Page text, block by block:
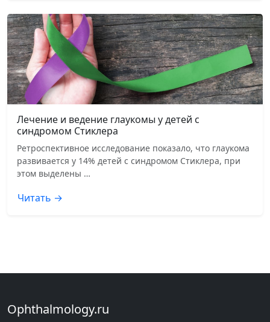
Лечение и ведение глаукомы у детей с
синдромом Стиклера
Ретроспективное исследование показало, что глаукома
развивается у 14% детей с синдромом Стиклера, при
этом выделены …
Читать →
Ophthalmology.ru